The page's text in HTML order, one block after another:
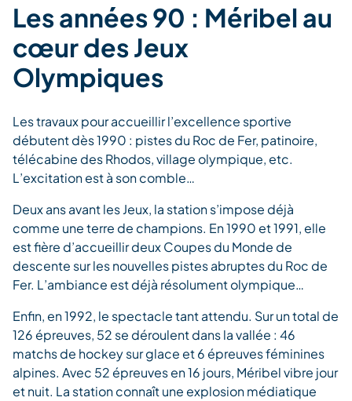
Les années 90 : Méribel au
cœur des Jeux
Olympiques
Les travaux pour accueillir l’excellence sportive
débutent dès 1990 : pistes du Roc de Fer, patinoire,
télécabine des Rhodos, village olympique, etc.
L’excitation est à son comble…
Deux ans avant les Jeux, la station s’impose déjà
comme une terre de champions. En 1990 et 1991, elle
est fière d’accueillir deux Coupes du Monde de
descente sur les nouvelles pistes abruptes du Roc de
Fer. L’ambiance est déjà résolument olympique…
Enfin, en 1992, le spectacle tant attendu. Sur un total de
126 épreuves, 52 se déroulent dans la vallée : 46
matchs de hockey sur glace et 6 épreuves féminines
alpines. Avec 52 épreuves en 16 jours, Méribel vibre jour
et nuit. La station connaît une explosion médiatique